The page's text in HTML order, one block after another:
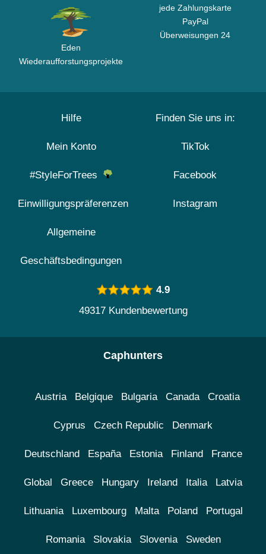
Eden
Wiederaufforstungsprojekte
jede Zahlungskarte
PayPal
Überweisungen 24
Hilfe
Mein Konto
#StyleForTrees
Einwilligungspräferenzen
Allgemeine
Geschäftsbedingungen
Finden Sie uns in:
TikTok
Facebook
Instagram
4.9
49317 Kundenbewertung
Caphunters
Austria Belgique Bulgaria Canada Croatia
Cyprus Czech Republic Denmark
Deutschland España Estonia Finland France
Global Greece Hungary Ireland Italia Latvia
Lithuania Luxembourg Malta Poland Portugal
Romania Slovakia Slovenia Sweden